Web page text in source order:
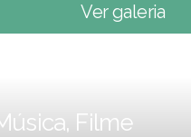
Ver galeria
Filme